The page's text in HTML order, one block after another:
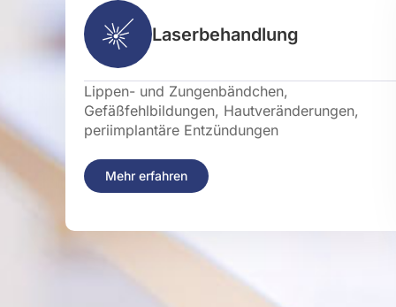
Laserbehandlung
Lippen- und Zungenbändchen,
Gefäßfehlbildungen, Hautveränderungen,
periimplantäre Entzündungen
Mehr erfahren